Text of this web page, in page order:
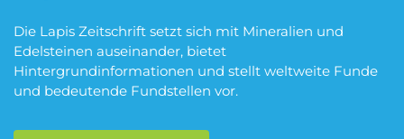
Die Lapis Zeitschrift setzt sich mit Mineralien und
Edelsteinen auseinander, bietet
Hintergrundinformationen und stellt weltweite Funde
und bedeutende Fundstellen vor.